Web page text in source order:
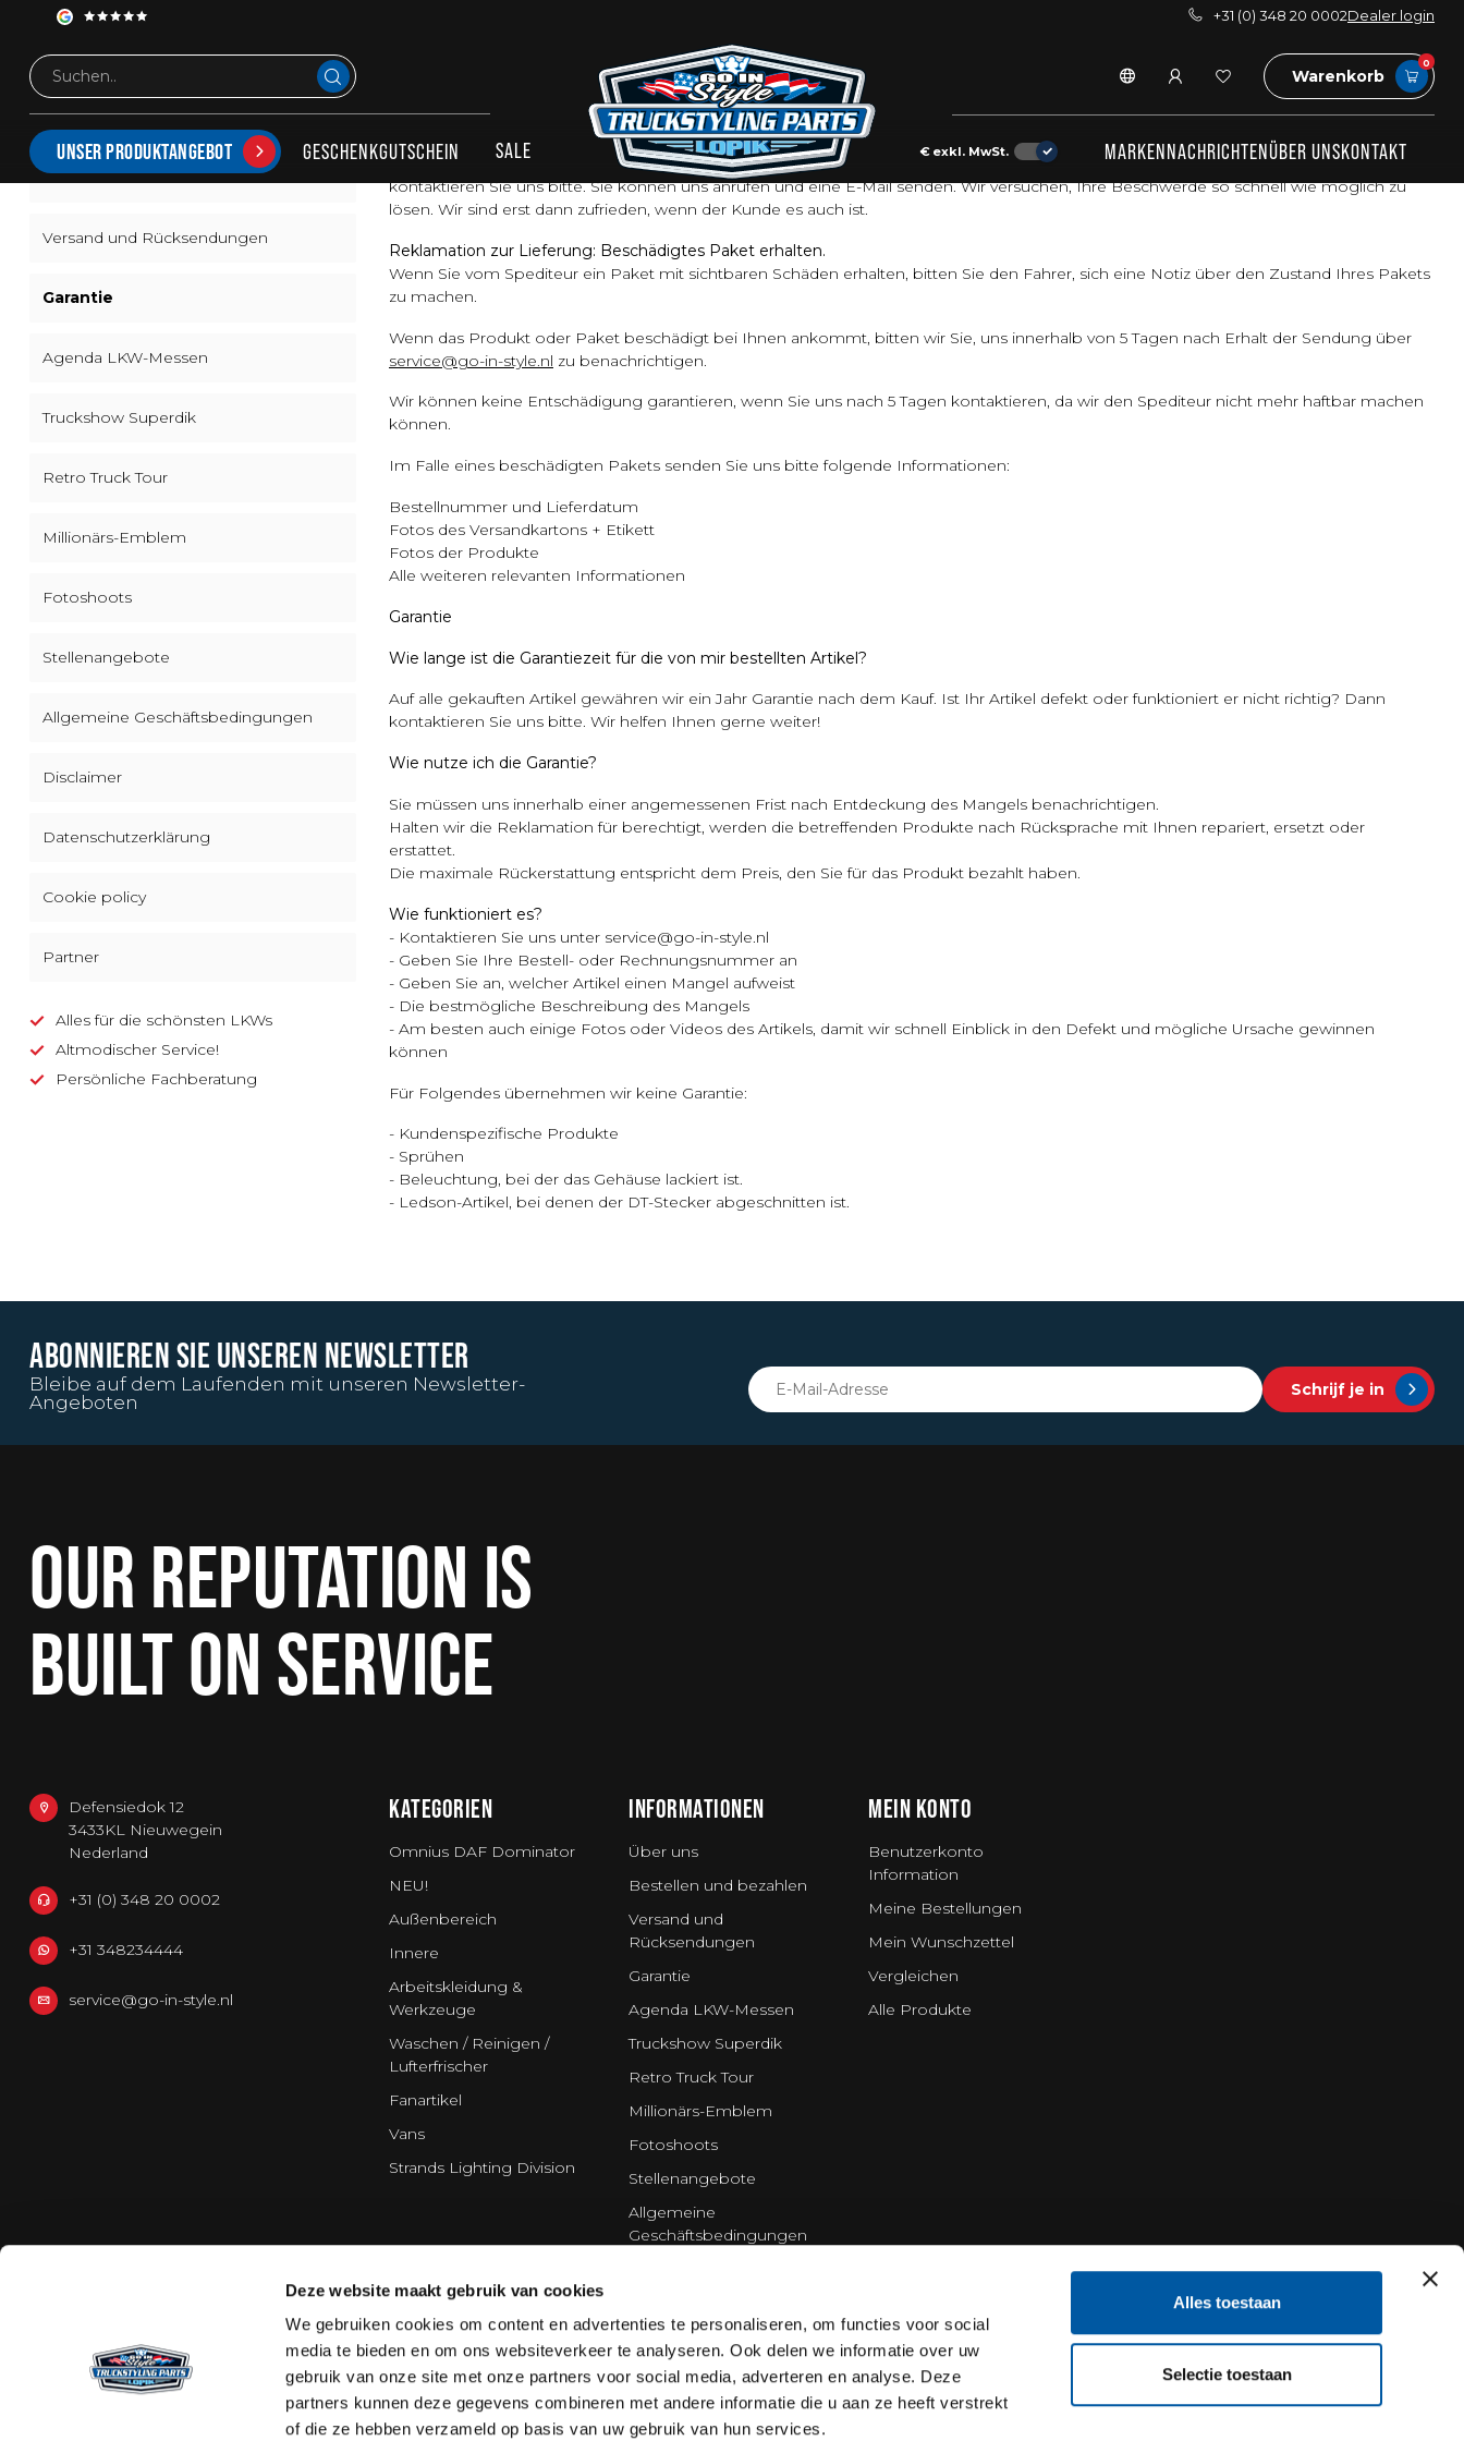
Deze website maakt gebruik van cookies
We gebruiken cookies om content en advertenties te personaliseren, om functies voor social
media te bieden en om ons websiteverkeer te analyseren. Ook delen we informatie over uw
gebruik van onze site met onze partners voor social media, adverteren en analyse. Deze
partners kunnen deze gegevens combineren met andere informatie die u aan ze heeft verstrekt
of die ze hebben verzameld op basis van uw gebruik van hun services.
Alles toestaan
Selectie toestaan
+31 (0) 348 20 0002Dealer login
Warenkorb
0
UNSER PRODUKTANGEBOT GESCHENKGUTSCHEIN SALE € exkl. MwSt. MARKENNACHRICHTENÜBER UNSKONTAKT
Über uns
Bestellen und bezahlen
Versand und Rücksendungen
Garantie
Agenda LKW-Messen
Truckshow Superdik
Retro Truck Tour
Millionärs-Emblem
Fotoshoots
Stellenangebote
Allgemeine Geschäftsbedingungen
Disclaimer
Datenschutzerklärung
Cookie policy
Partner
Alles für die schönsten LKWs
Altmodischer Service!
Persönliche Fachberatung
GARANTIE
Beschwerden
Wir tun unser Möglichstes, um sicherzustellen, dass jeder Kunde zufrieden ist. Sollte es zu einer unerwarteten Beschwerde kommen,
kontaktieren Sie uns bitte. Sie können uns anrufen und eine E-Mail senden. Wir versuchen, Ihre Beschwerde so schnell wie möglich zu
lösen. Wir sind erst dann zufrieden, wenn der Kunde es auch ist.
Reklamation zur Lieferung: Beschädigtes Paket erhalten.
Wenn Sie vom Spediteur ein Paket mit sichtbaren Schäden erhalten, bitten Sie den Fahrer, sich eine Notiz über den Zustand Ihres Pakets
zu machen.
Wenn das Produkt oder Paket beschädigt bei Ihnen ankommt, bitten wir Sie, uns innerhalb von 5 Tagen nach Erhalt der Sendung über
service@go-in-style.nl zu benachrichtigen.
Wir können keine Entschädigung garantieren, wenn Sie uns nach 5 Tagen kontaktieren, da wir den Spediteur nicht mehr haftbar machen
können.
Im Falle eines beschädigten Pakets senden Sie uns bitte folgende Informationen:
Bestellnummer und Lieferdatum
Fotos des Versandkartons + Etikett
Fotos der Produkte
Alle weiteren relevanten Informationen
Garantie
Wie lange ist die Garantiezeit für die von mir bestellten Artikel?
Auf alle gekauften Artikel gewähren wir ein Jahr Garantie nach dem Kauf. Ist Ihr Artikel defekt oder funktioniert er nicht richtig? Dann
kontaktieren Sie uns bitte. Wir helfen Ihnen gerne weiter!
Wie nutze ich die Garantie?
Sie müssen uns innerhalb einer angemessenen Frist nach Entdeckung des Mangels benachrichtigen.
Halten wir die Reklamation für berechtigt, werden die betreffenden Produkte nach Rücksprache mit Ihnen repariert, ersetzt oder
erstattet.
Die maximale Rückerstattung entspricht dem Preis, den Sie für das Produkt bezahlt haben.
Wie funktioniert es?
- Kontaktieren Sie uns unter service@go-in-style.nl
- Geben Sie Ihre Bestell- oder Rechnungsnummer an
- Geben Sie an, welcher Artikel einen Mangel aufweist
- Die bestmögliche Beschreibung des Mangels
- Am besten auch einige Fotos oder Videos des Artikels, damit wir schnell Einblick in den Defekt und mögliche Ursache gewinnen
können
Für Folgendes übernehmen wir keine Garantie:
- Kundenspezifische Produkte
- Sprühen
- Beleuchtung, bei der das Gehäuse lackiert ist.
- Ledson-Artikel, bei denen der DT-Stecker abgeschnitten ist.
ABONNIEREN SIE UNSEREN NEWSLETTER
Bleibe auf dem Laufenden mit unseren Newsletter-
Angeboten
Schrijf je in
OUR REPUTATION IS
BUILT ON SERVICE
Defensiedok 12
3433KL Nieuwegein
Nederland
+31 (0) 348 20 0002
+31 348234444
service@go-in-style.nl
KATEGORIEN
Omnius DAF Dominator
NEU!
Außenbereich
Innere
Arbeitskleidung &
Werkzeuge
Waschen / Reinigen /
Lufterfrischer
Fanartikel
Vans
Strands Lighting Division
INFORMATIONEN
Über uns
Bestellen und bezahlen
Versand und
Rücksendungen
Garantie
Agenda LKW-Messen
Truckshow Superdik
Retro Truck Tour
Millionärs-Emblem
Fotoshoots
Stellenangebote
Allgemeine
Geschäftsbedingungen
Cookie policy
Partner
MEIN KONTO
Benutzerkonto
Information
Meine Bestellungen
Mein Wunschzettel
Vergleichen
Alle Produkte